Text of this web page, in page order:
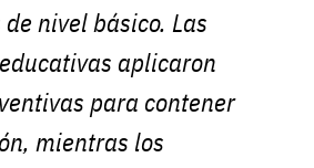
nivel básico. Las
aplicaron
para contener
mientras los